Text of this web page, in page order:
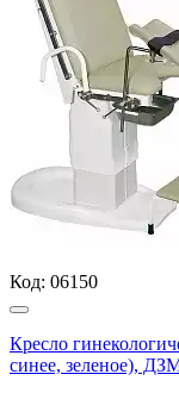
Код: 06150
Кресло
синее, зеленое),